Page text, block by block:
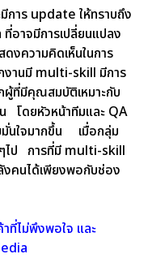
าร update ให้ทราบถึง
อาจมีการเปลี่ยนแปลง
ดงความคิดเห็นในการ
งานมี multi-skill มีการ
ที่มีคุณสมบัติเหมาะกับ
โดยหัวหน้าทีมและ QA
มั่นใจมากขึ้น เมื่อกลุ่ม
ๆไป การที่มี multi-skill
งคนได้เพียงพอกับช่อง
ที่ไม่พึงพอใจ และ